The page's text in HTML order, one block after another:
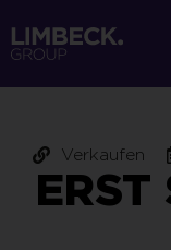
Verkaufen
ERST